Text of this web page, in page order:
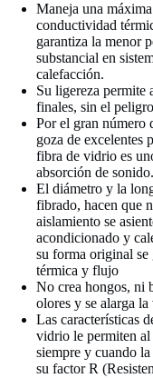
Maneja una
conductividad
garantiza la menor
substancial en
calefacción.
Su ligereza permite
finales, sin el
Por el gran número
goza de excelentes
fibra de vidrio es
absorción de sonido.
El diámetro y la
fibrado, hacen que
aislamiento se
acondicionado y
su forma original
térmica y flujo
No crea hongos, ni
olores y se alarga
Las características
vidrio le permiten al
siempre y cuando
su factor R